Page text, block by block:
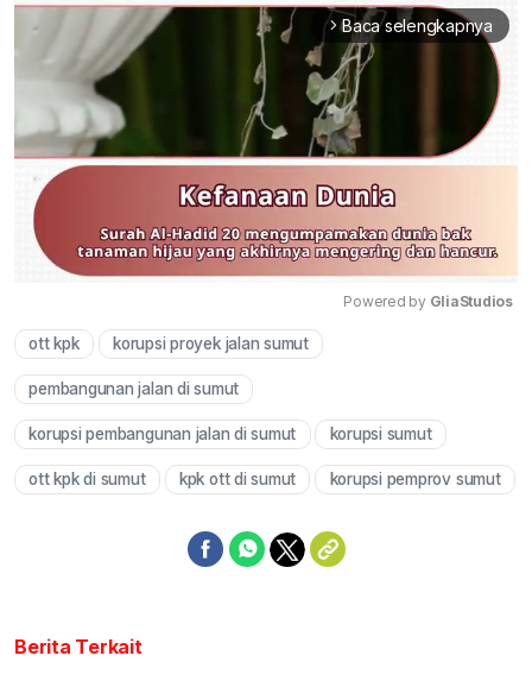
arrow_forward_ios Baca selengkapnya
Powered by GliaStudios
ott kpk korupsi proyek jalan sumut
pembangunan jalan di sumut
korupsi pembangunan jalan di sumut korupsi sumut
ott kpk di sumut kpk ott di sumut korupsi pemprov sumut
Berita Terkait